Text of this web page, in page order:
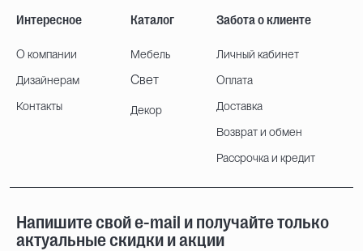
Интересное
О компании
Дизайнерам
Контакты
Каталог
Мебель
Свет
Декор
Забота о клиенте
Личный кабинет
Оплата
Доставка
Возврат и обмен
Рассрочка и кредит
Напишите свой e-mail и получайте только
актуальные скидки и акции